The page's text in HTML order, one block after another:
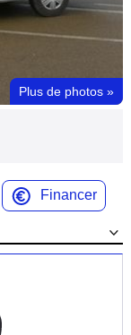
Plus de photos »
Financer